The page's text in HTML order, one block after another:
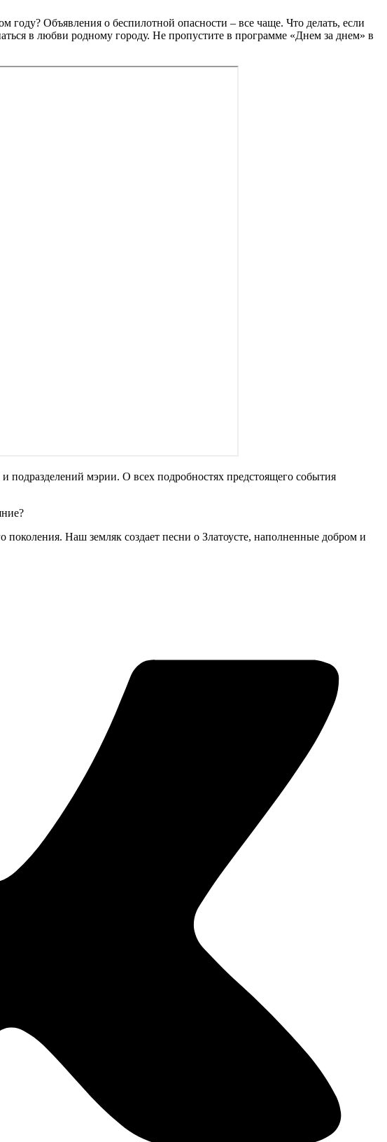
году? Объявления о беспилотной опасности – все чаще. Что делать, если
в любви родному городу. Не пропустите в программе «Днем за днем» в
подразделений мэрии. О всех подробностях предстоящего события
Наш земляк создает песни о Златоусте, наполненные добром и